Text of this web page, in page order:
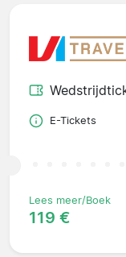
E-Tickets
Lees meer/Boek
119 €